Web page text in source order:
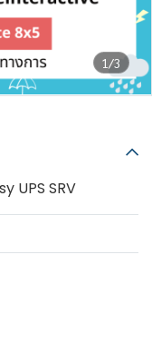
1/3
UPS SRV